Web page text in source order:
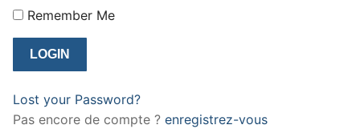
Remember Me
Lost your Password?
Pas encore de compte ? enregistrez-vous